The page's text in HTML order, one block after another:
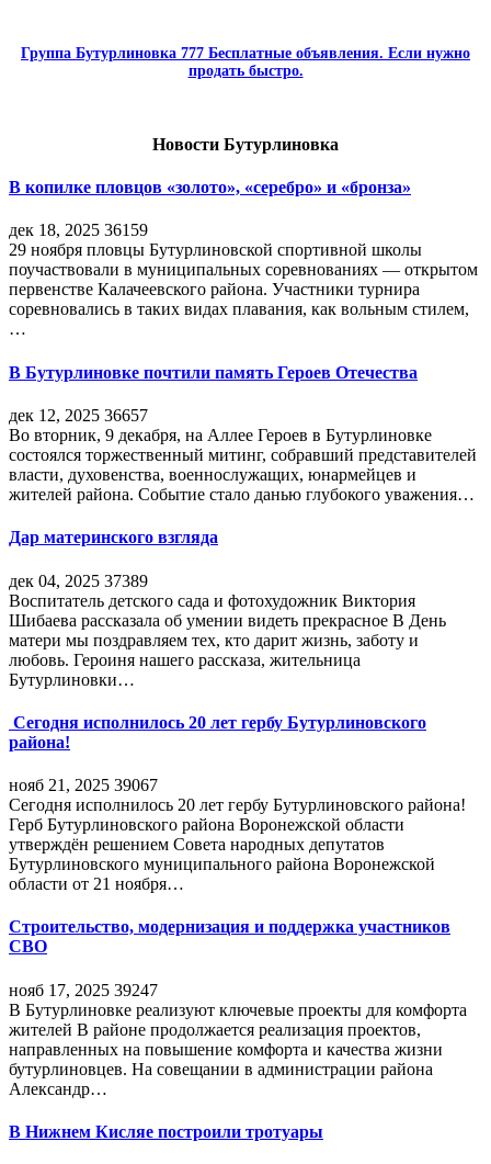
Группа Бутурлиновка 777 Бесплатные объявления. Если нужно
продать быстро.
Новости Бутурлиновка
В копилке пловцов «золото», «серебро» и «бронза»
дек 18, 2025 36159
29 ноября пловцы Бутурлиновской спортивной школы
поучаствовали в муниципальных соревнованиях — открытом
первенстве Калачеевского района. Участники турнира
соревновались в таких видах плавания, как вольным стилем,
…
В Бутурлиновке почтили память Героев Отечества
дек 12, 2025 36657
Во вторник, 9 декабря, на Аллее Героев в Бутурлиновке
состоялся торжественный митинг, собравший представителей
власти, духовенства, военнослужащих, юнармейцев и
жителей района. Событие стало данью глубокого уважения…
Дар материнского взгляда
дек 04, 2025 37389
Воспитатель детского сада и фотохудожник Виктория
Шибаева рассказала об умении видеть прекрасное В День
матери мы поздравляем тех, кто дарит жизнь, заботу и
любовь. Героиня нашего рассказа, жительница
Бутурлиновки…
Сегодня исполнилось 20 лет гербу Бутурлиновского
района!
нояб 21, 2025 39067
Сегодня исполнилось 20 лет гербу Бутурлиновского района!
Герб Бутурлиновского района Воронежской области
утверждён решением Совета народных депутатов
Бутурлиновского муниципального района Воронежской
области от 21 ноября…
Строительство, модернизация и поддержка участников
СВО
нояб 17, 2025 39247
В Бутурлиновке реализуют ключевые проекты для комфорта
жителей В районе продолжается реализация проектов,
направленных на повышение комфорта и качества жизни
бутурлиновцев. На совещании в администрации района
Александр…
В Нижнем Кисляе построили тротуары